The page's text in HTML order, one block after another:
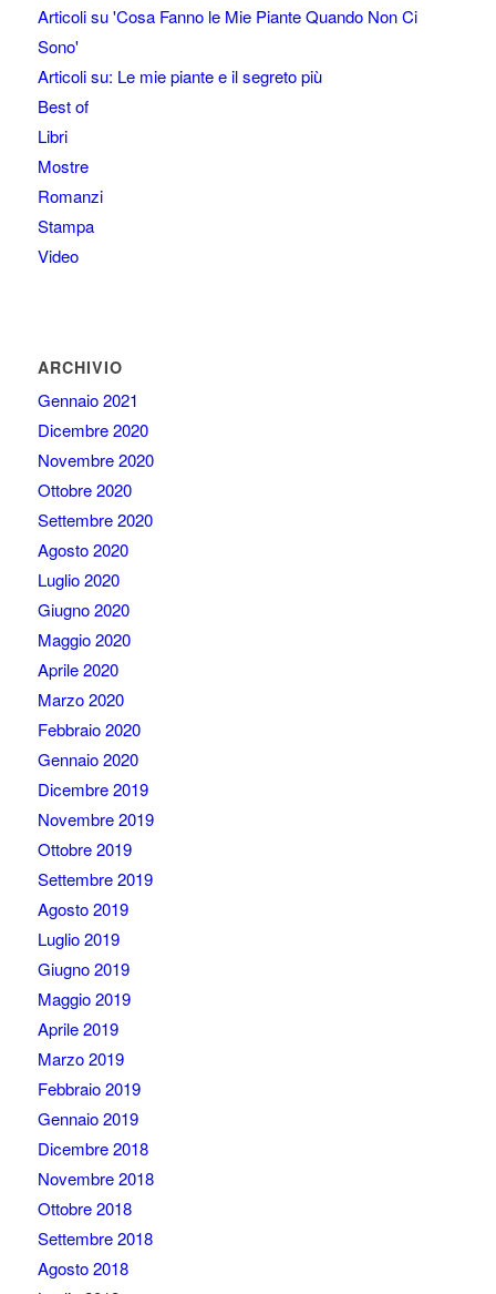
Articoli su 'Cosa Fanno le Mie Piante Quando Non Ci
Sono'
Articoli su: Le mie piante e il segreto più
Best of
Libri
Mostre
Romanzi
Stampa
Video
ARCHIVIO
Gennaio 2021
Dicembre 2020
Novembre 2020
Ottobre 2020
Settembre 2020
Agosto 2020
Luglio 2020
Giugno 2020
Maggio 2020
Aprile 2020
Marzo 2020
Febbraio 2020
Gennaio 2020
Dicembre 2019
Novembre 2019
Ottobre 2019
Settembre 2019
Agosto 2019
Luglio 2019
Giugno 2019
Maggio 2019
Aprile 2019
Marzo 2019
Febbraio 2019
Gennaio 2019
Dicembre 2018
Novembre 2018
Ottobre 2018
Settembre 2018
Agosto 2018